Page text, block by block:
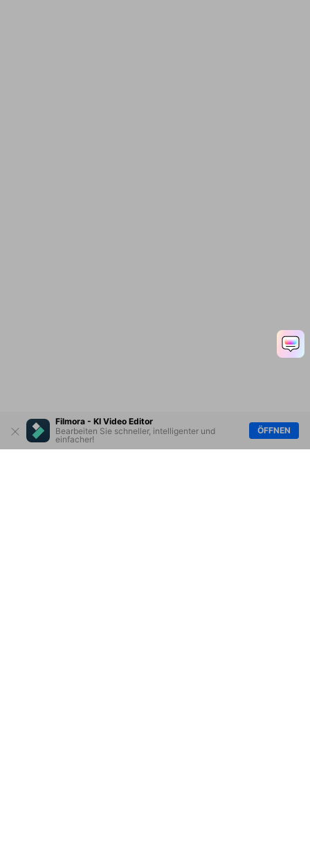
Filmora - KI Video Editor
Bearbeiten Sie schneller, intelligenter und
einfacher!
ÖFFNEN